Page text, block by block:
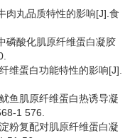
肉丸品质特性的影响[J].食
磷酸化肌原纤维蛋白凝胶
维蛋白功能特性的影响[J].
鱼肌原纤维蛋白热诱导凝
1 576.
粉复配对肌原纤维蛋白凝